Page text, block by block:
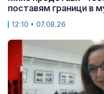
поставям граници в
12:10 • 07.08.26